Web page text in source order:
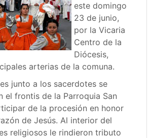
este domingo
23 de junio,
por la Vicaria
Centro de la
Diócesis,
arterias de la comuna.
junto a los sacerdotes se
el frontis de la Parroquia San
de la procesión en honor
de Jesús. Al interior del
religiosos le rindieron tributo